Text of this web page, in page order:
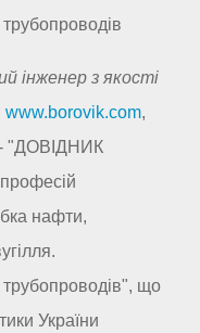
інженер з якості
www.borovik.com,
- "ДОВІДНИК
нафти,
що
України